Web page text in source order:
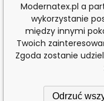
Modernatex.pl a
wykorzystanie
między innymi
Twoich
Zgoda zostanie
Odrzuć